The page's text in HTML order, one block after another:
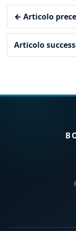
← Articolo
Articolo